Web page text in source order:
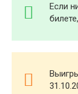
Если